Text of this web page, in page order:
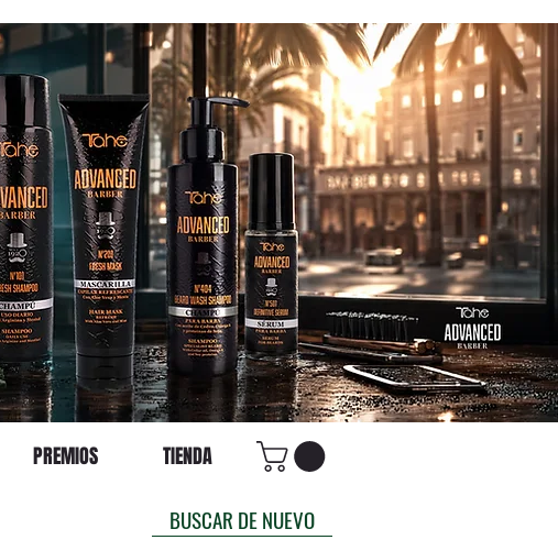
BUSCAR DE NUEVO
PREMIOS TIENDA